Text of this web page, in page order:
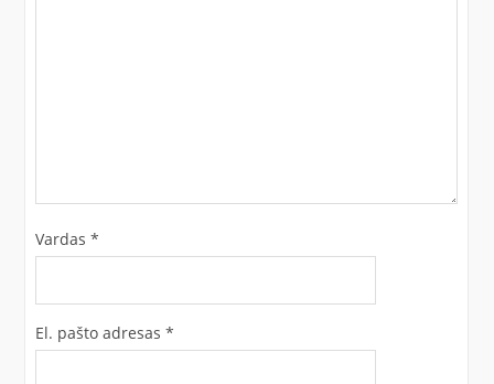
Vardas *
El. pašto adresas *